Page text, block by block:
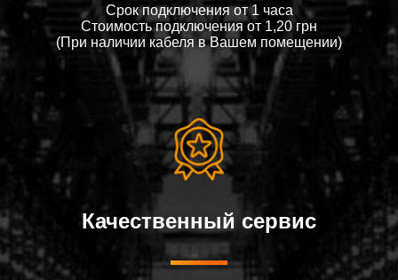
Срок подключения от 1 часа
Стоимость подключения от 1,20 грн
(При наличии кабеля в Вашем помещении)
Качественный сервис